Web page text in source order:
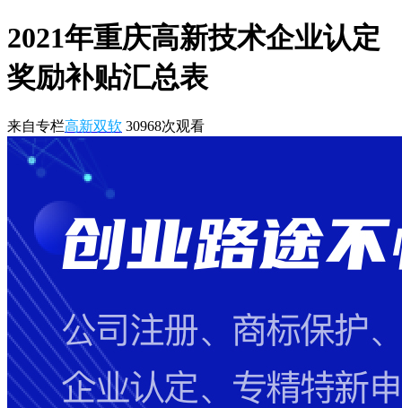
2021年重庆高新技术企业认定
奖励补贴汇总表
来自专栏高新双软 30968次观看